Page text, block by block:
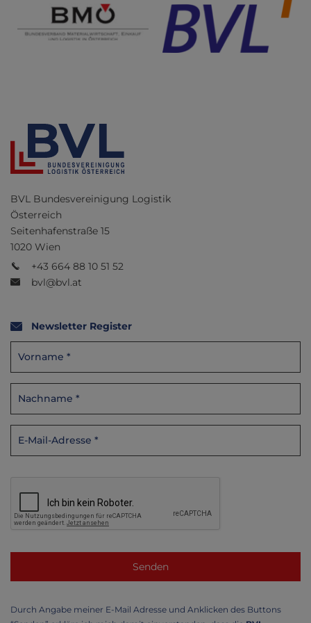
BVL Bundesvereinigung Logistik
Österreich
Seitenhafenstraße 15
1020 Wien
+43 664 88 10 51 52
bvl@bvl.at
Newsletter Register
Durch Angabe meiner E-Mail Adresse und Anklicken des Buttons